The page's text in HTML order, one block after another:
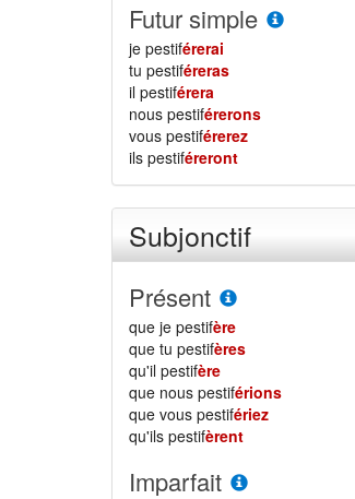
Futur simple
je pestiférerai
tu pestiféreras
il pestiférera
nous pestiférerons
vous pestiférerez
ils pestiféreront
Subjonctif
Présent
que je pestifère
que tu pestifères
qu'il pestifère
que nous pestiférions
que vous pestifériez
qu'ils pestifèrent
Imparfait